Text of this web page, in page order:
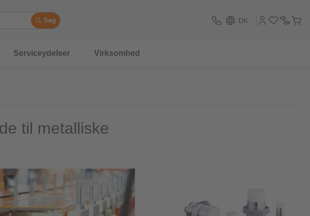
Søg DK
Serviceydelser Virksomhed
til metalliske